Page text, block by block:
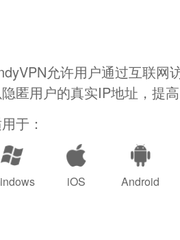
允许用户通过互联网
匿用户的真实IP地址，提
于：
iOS Android